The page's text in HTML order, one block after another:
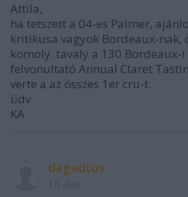
Attila,
ha tetszett a 04-es Palmer,
kritikusa vagyok Bordeaux-nak,
komoly. tavaly a 130 Bordeaux-
felvonultató Annual Claret
verte a az összes 1er cru-t.
üdv
KA
dagadtos